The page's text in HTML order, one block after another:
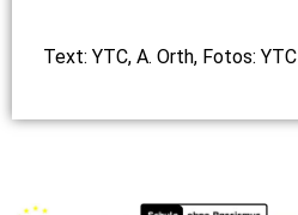
Text: YTC, A. Orth, Fotos: YTC